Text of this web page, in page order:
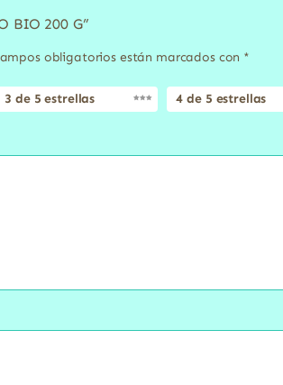
BIO 200 G”
obligatorios están marcados con *
3 de 5 estrellas 4 de 5 estrellas